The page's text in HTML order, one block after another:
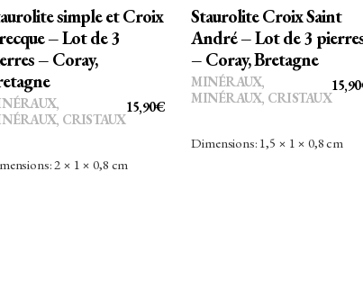
simple et Croix
– Lot de 3
– Coray,
15,90€
,
CRISTAUX
2 × 1 × 0,8 cm
Staurolite Croix Saint
André – Lot de 3
– Coray, Bretagne
15,90
MINÉRAUX,
MINÉRAUX, CRISTAUX
Dimensions: 1,5 × 1 × 0,8 cm